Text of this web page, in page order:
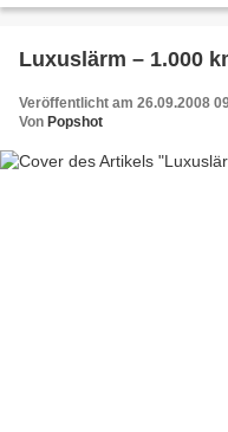
Luxuslärm – 1.000
Veröffentlicht am 26.09.2008
Von Popshot